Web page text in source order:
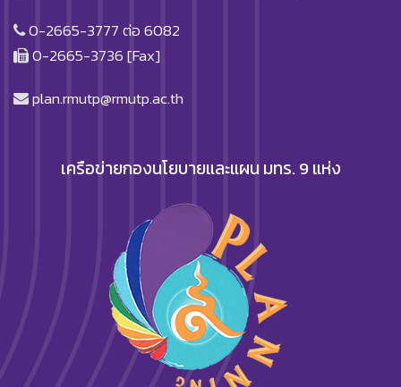
0-2665-3777 ต่อ 6082
0-2665-3736 [Fax]
plan.rmutp@rmutp.ac.th
เครือข่ายกองนโยบายและแผน มทร. 9 แห่ง